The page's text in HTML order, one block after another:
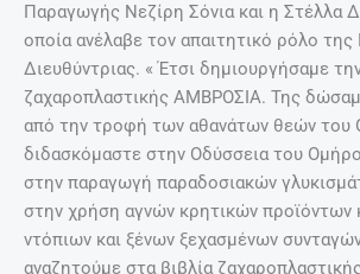
Παραγωγής Νεζίρη Σόνια και η Στέλλα
οποία ανέλαβε τον απαιτητικό ρόλο της
Διευθύντριας. « Έτσι δημιουργήσαμε
ζαχαροπλαστικής ΑΜΒΡΟΣΙΑ. Της
από την τροφή των αθανάτων θεών του
διδασκόμαστε στην Οδύσσεια του
στην παραγωγή παραδοσιακών
στην χρήση αγνών κρητικών προϊόντων
ντόπιων και ξένων ξεχασμένων
αναζητούμε στα βιβλία